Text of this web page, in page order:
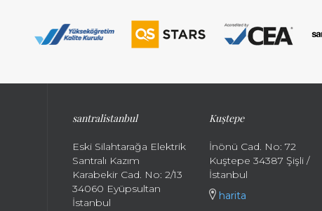
santralistanbul
Eski Silahtarağa Elektrik
Santralı Kazım
Karabekir Cad. No: 2/13
34060 Eyüpsultan
İstanbul
Kuştepe
İnönü Cad. No: 72
Kuştepe 34387 Şişli /
İstanbul
harita